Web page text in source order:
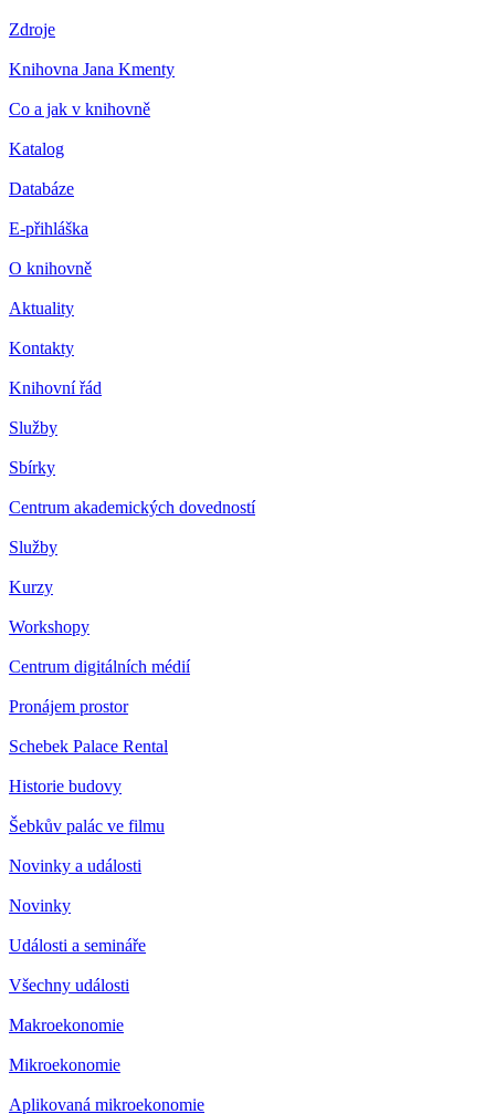
Zdroje
Knihovna Jana Kmenty
Co a jak v knihovně
Katalog
Databáze
E-přihláška
O knihovně
Aktuality
Kontakty
Knihovní řád
Služby
Sbírky
Centrum akademických dovedností
Služby
Kurzy
Workshopy
Centrum digitálních médií
Pronájem prostor
Schebek Palace Rental
Historie budovy
Šebkův palác ve filmu
Novinky a události
Novinky
Události a semináře
Všechny události
Makroekonomie
Mikroekonomie
Aplikovaná mikroekonomie